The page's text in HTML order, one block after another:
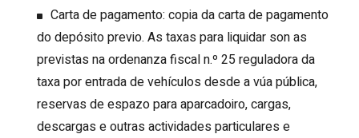
Carta de pagamento: copia da carta de pagamento
do depósito previo. As taxas para liquidar son as
previstas na ordenanza fiscal n.º 25 reguladora da
taxa por entrada de vehículos desde a vúa pública,
reservas de espazo para aparcadoiro, cargas,
descargas e outras actividades particulares e